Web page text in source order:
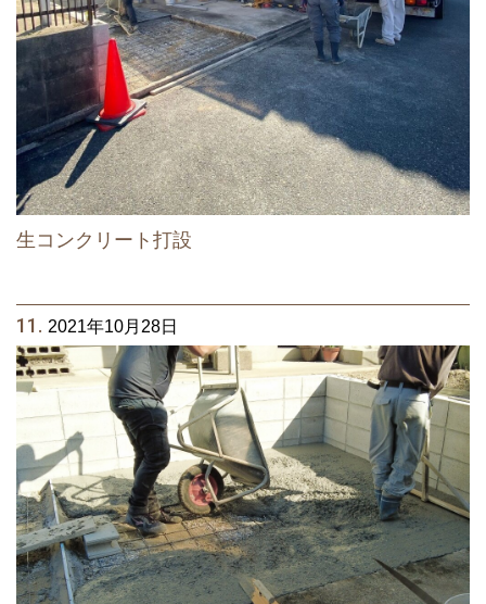
生コンクリート打設
11. 2021年10月28日